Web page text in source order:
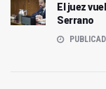
El juez
Serrano